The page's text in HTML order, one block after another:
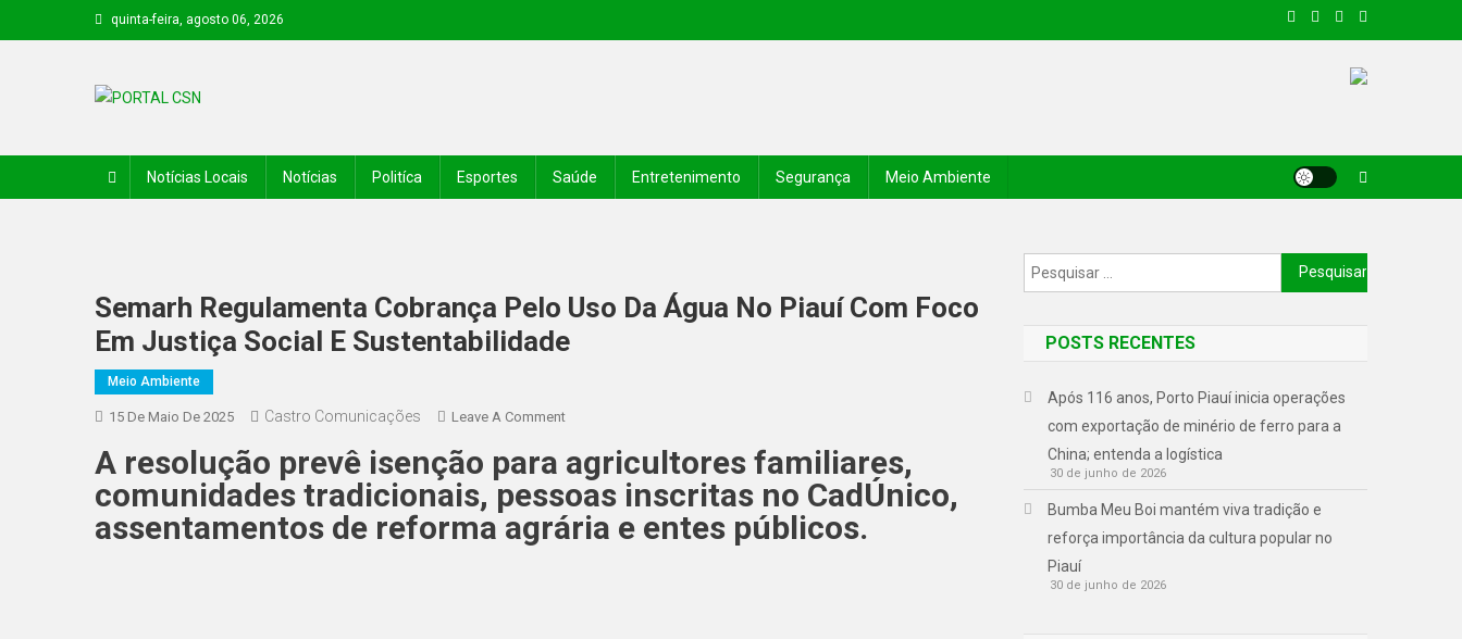
quinta-feira, agosto 06, 2026
Notícias Locais Notícias Politíca Esportes Saúde Entretenimento Segurança Meio Ambiente
Semarh Regulamenta Cobrança Pelo Uso Da Água No Piauí Com Foco
Em Justiça Social E Sustentabilidade
Meio Ambiente
15 De Maio De 2025 Castro Comunicações Leave A Comment
A resolução prevê isenção para agricultores familiares,
comunidades tradicionais, pessoas inscritas no CadÚnico,
assentamentos de reforma agrária e entes públicos.
POSTS RECENTES
Após 116 anos, Porto Piauí inicia operações
com exportação de minério de ferro para a
China; entenda a logística
30 de junho de 2026
Bumba Meu Boi mantém viva tradição e
reforça importância da cultura popular no
Piauí
30 de junho de 2026